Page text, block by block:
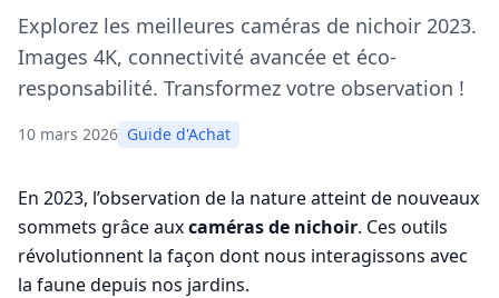
Explorez les meilleures caméras de nichoir 2023.
Images 4K, connectivité avancée et éco-
responsabilité. Transformez votre observation !
10 mars 2026 Guide d'Achat
En 2023, l’observation de la nature atteint de nouveaux
sommets grâce auxcaméras de nichoir. Ces outils
révolutionnent la façon dont nous interagissons avec
la faune depuis nos jardins.